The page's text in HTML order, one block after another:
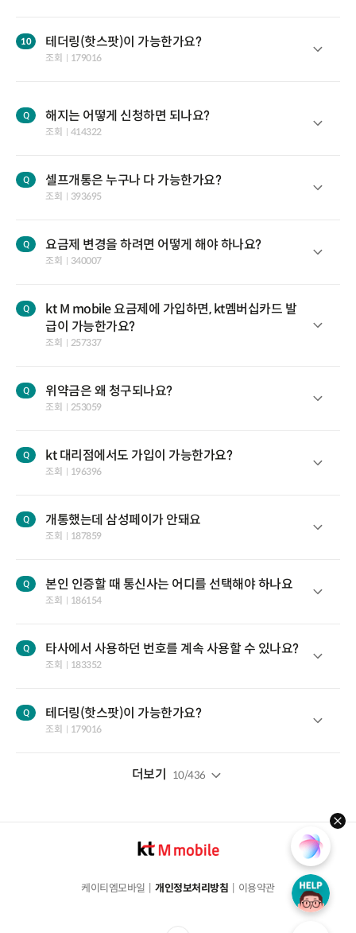
테더링(핫스팟)이 가능한가요?
조회 179016
Q 해지는 어떻게 신청하면 되나요?
조회 414322
Q 셀프개통은 누구나 다 가능한가요?
조회 393695
Q 요금제 변경을 하려면 어떻게 해야 하나요?
조회 340007
Q
kt M mobile 요금제에 가입하면, kt멤버십카드 발
급이 가능한가요?
조회 257337
Q 위약금은 왜 청구되나요?
조회 253059
Q kt 대리점에서도 가입이 가능한가요?
조회 196396
Q 개통했는데 삼성페이가 안돼요
조회 187859
Q 본인 인증할 때 통신사는 어디를 선택해야 하나요
조회 186154
Q 타사에서 사용하던 번호를 계속 사용할 수 있나요?
조회 183352
Q 테더링(핫스팟)이 가능한가요?
조회 179016
더보기 10/436
케이티엠모바일 개인정보처리방침 이용약관
help